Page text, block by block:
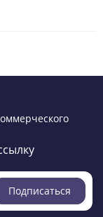
Подписаться